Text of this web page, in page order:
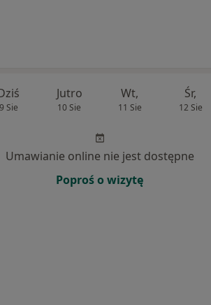
9 Sie
Jutro
10 Sie
Wt,
11 Sie
Śr,
12 Sie
Umawianie online nie jest dostępne
Poproś o wizytę